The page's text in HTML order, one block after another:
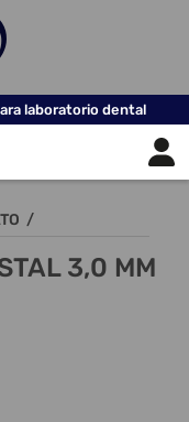
laboratorio dental
/
3,0 MM